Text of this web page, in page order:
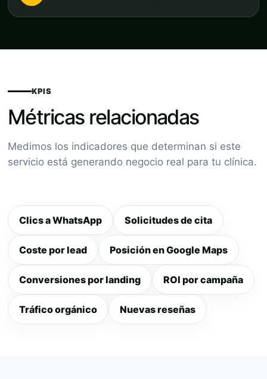
KPIS
Métricas relacionadas
Medimos los indicadores que determinan si este
servicio está generando negocio real para tu clínica.
Clics a WhatsApp Solicitudes de cita
Coste por lead Posición en Google Maps
Conversiones por landing ROI por campaña
Tráfico orgánico Nuevas reseñas